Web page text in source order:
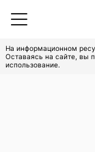
На информационном
Оставаясь на сайте, вы
использование.